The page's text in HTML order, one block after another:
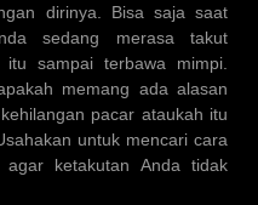
dirinya. Bisa saja saat
sedang merasa takut
sampai terbawa mimpi.
memang ada alasan
pacar ataukah itu
untuk mencari cara
ketakutan Anda tidak